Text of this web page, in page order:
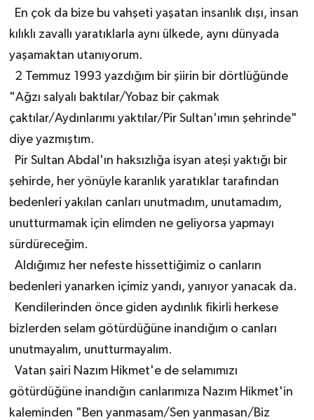
En çok da bize bu vahşeti yaşatan insanlık dışı, insan
kılıklı zavallı yaratıklarla aynı ülkede, aynı dünyada
yaşamaktan utanıyorum.
2 Temmuz 1993 yazdığım bir şiirin bir dörtlüğünde
"Ağzı salyalı baktılar/Yobaz bir çakmak
çaktılar/Aydınlarımı yaktılar/Pir Sultan'ımın şehrinde"
diye yazmıştım.
Pir Sultan Abdal'ın haksızlığa isyan ateşi yaktığı bir
şehirde, her yönüyle karanlık yaratıklar tarafından
bedenleri yakılan canları unutmadım, unutamadım,
unutturmamak için elimden ne geliyorsa yapmayı
sürdüreceğim.
Aldığımız her nefeste hissettiğimiz o canların
bedenleri yanarken içimiz yandı, yanıyor yanacak da.
Kendilerinden önce giden aydınlık fikirli herkese
bizlerden selam götürdüğüne inandığım o canları
unutmayalım, unutturmayalım.
Vatan şairi Nazım Hikmet'e de selamımızı
götürdüğüne inandığın canlarımıza Nazım Hikmet'in
kaleminden "Ben yanmasam/Sen yanmasan/Biz